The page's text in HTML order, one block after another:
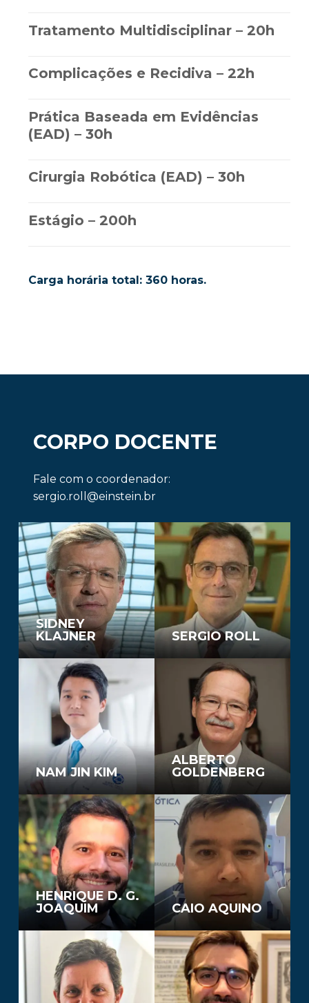
Tratamento Multidisciplinar – 20h
Complicações e Recidiva – 22h
Prática Baseada em Evidências
(EAD) – 30h
Cirurgia Robótica (EAD) – 30h
Estágio – 200h
Carga horária total: 360 horas.
CORPO DOCENTE
Fale com o coordenador:
sergio.roll@einstein.br
SIDNEY
KLAJNER
SERGIO ROLL
NAM JIN KIM
ALBERTO
GOLDENBERG
HENRIQUE D. G.
JOAQUIM
CAIO AQUINO